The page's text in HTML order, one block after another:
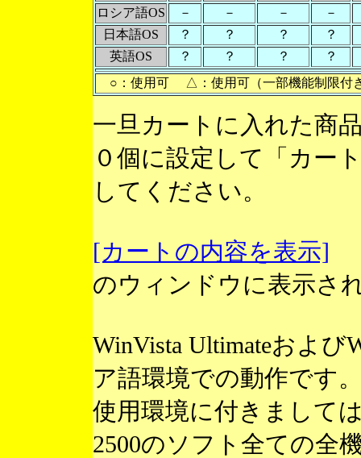
ロシア語OS
－ － －
－
日本語OS
？ ？ ？
？
英語OS
？ ？ ？
？
○：使用可 △：使用可（一部機能制限
一旦カートに入れた商
０個に設定して「カー
してください。
[カートの内容を表示]
のウィンドウに表示さ
WinVista Ultimateおよ
ア語環境での動作です
使用環境に付きまして
2500のソフト全ての全